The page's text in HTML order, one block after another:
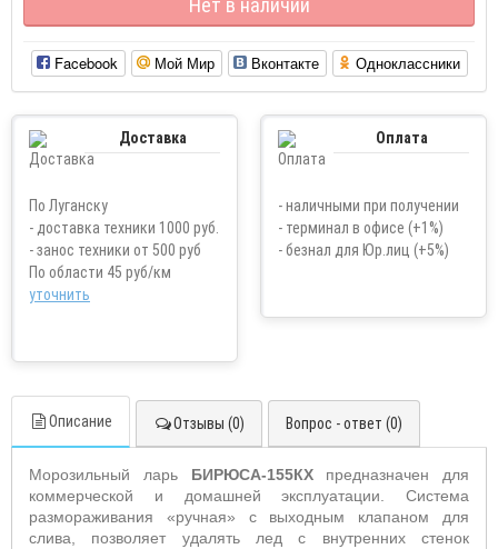
Нет в наличии
Facebook Мой Мир Вконтакте Одноклассники
Доставка
По Луганску
- доставка техники 1000 руб.
- занос техники от 500 руб
По области 45 руб/км
уточнить
Оплата
- наличными при получении
- терминал в офисе (+1%)
- безнал для Юр.лиц (+5%)
Описание Отзывы (0) Вопрос - ответ (0)
Морозильный ларь БИРЮСА-155КХпредназначен для
коммерческой и домашней эксплуатации. Система
размораживания «ручная» с выходным клапаном для
слива, позволяет удалять лед с внутренних стенок